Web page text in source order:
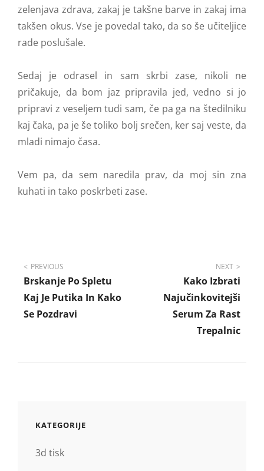
zelenjava zdrava, zakaj je takšne barve in zakaj ima
takšen okus. Vse je povedal tako, da so še učiteljice
rade poslušale.
Sedaj je odrasel in sam skrbi zase, nikoli ne
pričakuje, da bom jaz pripravila jed, vedno si jo
pripravi z veseljem tudi sam, če pa ga na štedilniku
kaj čaka, pa je še toliko bolj srečen, ker saj veste, da
mladi nimajo časa.
Vem pa, da sem naredila prav, da moj sin zna
kuhati in tako poskrbeti zase.
Navigacija
prispevka
PREVIOUS
Brskanje Po Spletu
Kaj Je Putika In Kako
Se Pozdravi
NEXT
Kako Izbrati
Najučinkovitejši
Serum Za Rast
Trepalnic
KATEGORIJE
3d tisk